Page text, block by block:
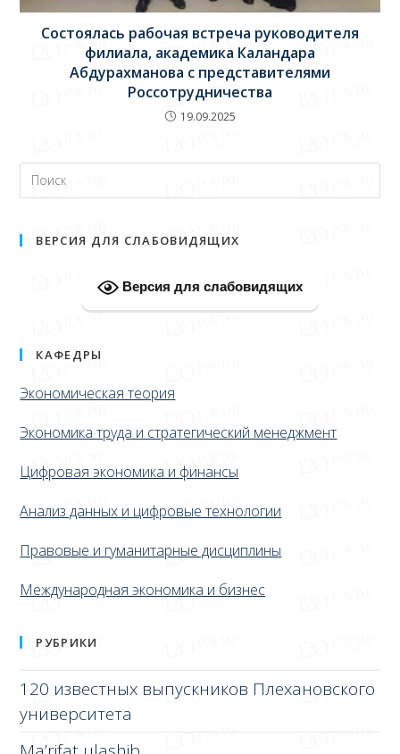
Состоялась рабочая встреча руководителя
филиала, академика Каландара
Абдурахманова с представителями
Россотрудничества
19.09.2025
ВЕРСИЯ ДЛЯ СЛАБОВИДЯЩИХ
Версия для слабовидящих
КАФЕДРЫ
Экономическая теория
Экономика труда и стратегический менеджмент
Цифровая экономика и финансы
Анализ данных и цифровые технологии
Правовые и гуманитарные дисциплины
Международная экономика и бизнес
РУБРИКИ
120 известных выпускников Плехановского
университета